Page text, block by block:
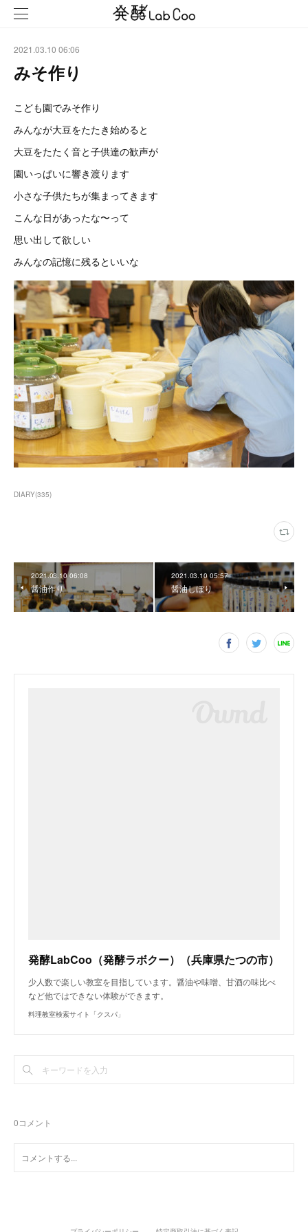
2021.03.10 06:06
みそ作り
こども園でみそ作り
みんなが大豆をたたき始めると
大豆をたたく音と子供達の歓声が
園いっぱいに響き渡ります
小さな子供たちが集まってきます
こんな日があったな〜って
思い出して欲しい
みんなの記憶に残るといいな
DIARY(335)
2021.03.10 06:08
醤油作り
2021.03.10 05:57
醤油しぼり
発酵LabCoo（発酵ラボクー）（兵庫県たつの市）
少人数で楽しい教室を目指しています。醤油や味噌、甘酒の味比べ
など他ではできない体験ができます。
料理教室検索サイト「クスパ」
0コメント